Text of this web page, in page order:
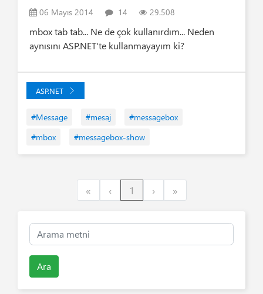
06 Mayıs 2014 14 29.508
mbox tab tab... Ne de çok kullanırdım... Neden
aynısını ASP.NET'te kullanmayayım ki?
ASP.NET
#Message #mesaj
#messagebox
#mbox
#messagebox-show
«First ‹Previous
1 ›Next»Last
Ara